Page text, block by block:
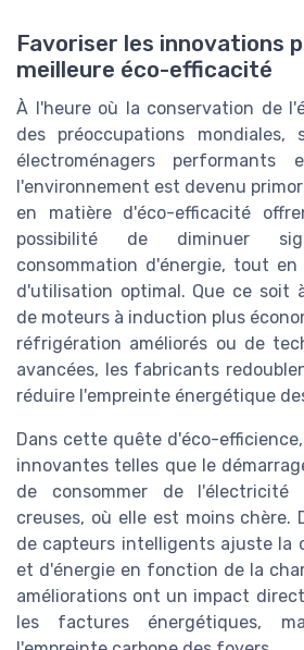
Favoriser les innovations
meilleure éco-efficacité
À l'heure où la conservation de
des préoccupations mondiales,
électroménagers performants
l'environnement est devenu
en matière d'éco-efficacité
possibilité de diminuer
consommation d'énergie, tout
d'utilisation optimal. Que ce soit
de moteurs à induction plus
réfrigération améliorés ou de
avancées, les fabricants
réduire l'empreinte énergétique
Dans cette quête d'éco-
innovantes telles que le
de consommer de
creuses, où elle est moins chère.
de capteurs intelligents ajuste la
et d'énergie en fonction de la
améliorations ont un impact
les factures énergétiques,